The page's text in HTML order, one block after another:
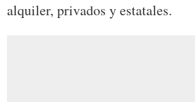
alquiler, privados y estatales.